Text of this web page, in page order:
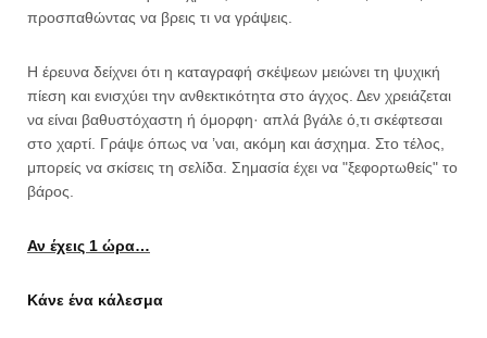
προσπαθώντας να βρεις τι να γράψεις.
Η έρευνα δείχνει ότι η καταγραφή σκέψεων μειώνει τη ψυχική
πίεση και ενισχύει την ανθεκτικότητα στο άγχος. Δεν χρειάζεται
να είναι βαθυστόχαστη ή όμορφη· απλά βγάλε ό,τι σκέφτεσαι
στο χαρτί. Γράψε όπως να ’ναι, ακόμη και άσχημα. Στο τέλος,
μπορείς να σκίσεις τη σελίδα. Σημασία έχει να "ξεφορτωθείς" το
βάρος.
Αν έχεις 1 ώρα…
Κάνε ένα κάλεσμα